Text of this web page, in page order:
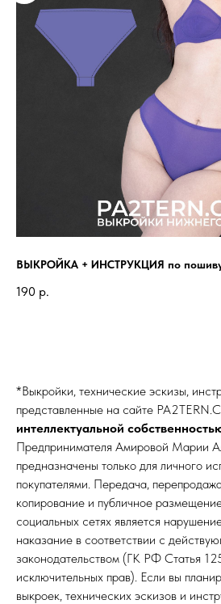
ВЫКРОЙКА + ИНСТРУКЦИЯ по пошиву
190 р.
*Выкройки, технические эскизы,
представленные на сайте
интеллектуальной
Предпринимателя Амировой Марии
предназначены только для личного
покупателями. Передача,
копирование и публичное
социальных сетях является
наказание в соответствии с
законодательством (ГК РФ Статья
исключительных прав). Если вы
выкроек, технических эскизов и